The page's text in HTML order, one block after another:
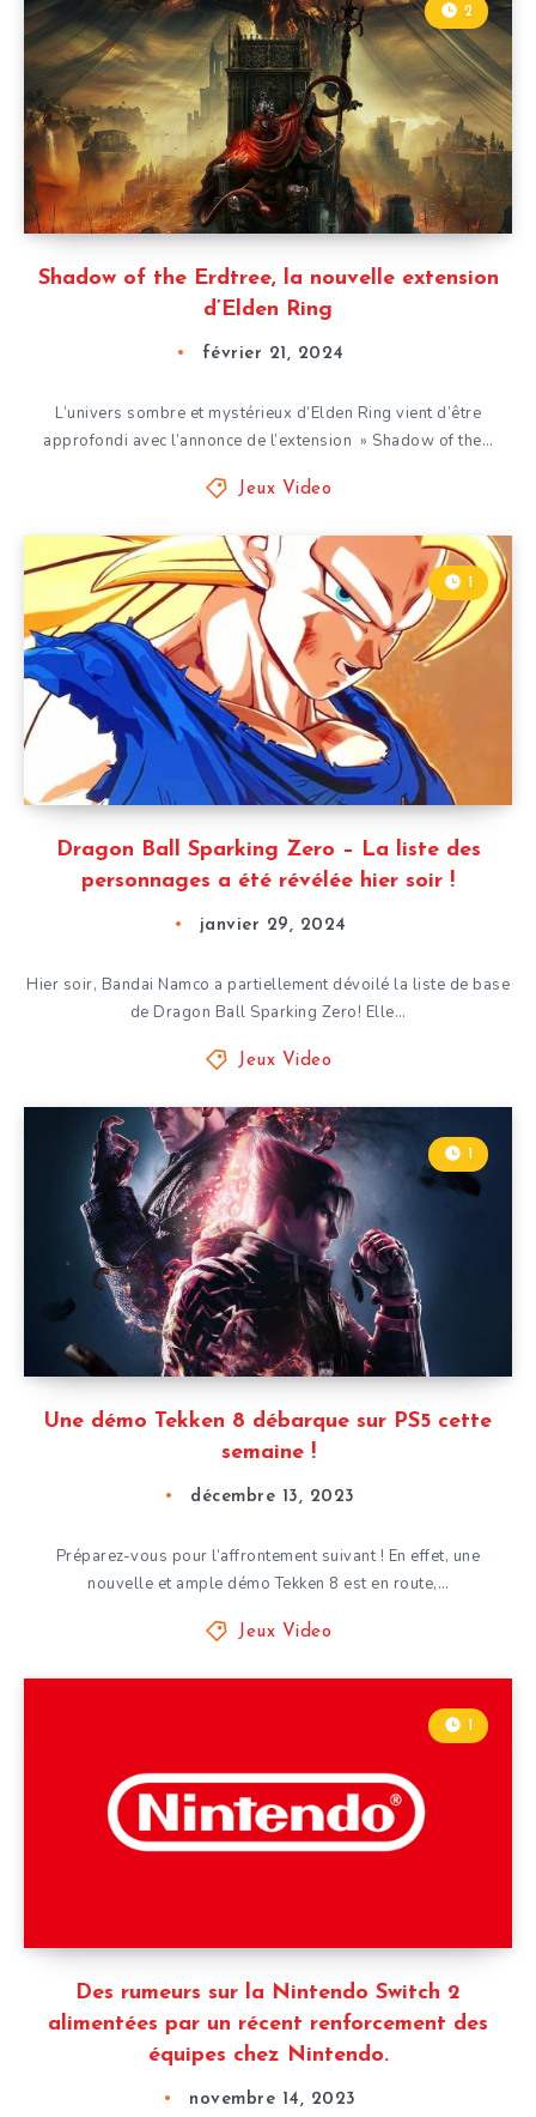
Shadow of the Erdtree, la nouvelle extension
d’Elden Ring
2
février 21, 2024
L’univers sombre et mystérieux d’Elden Ring vient d’être
approfondi avec l’annonce de l’extension » Shadow of the…
Jeux Video
Dragon Ball Sparking Zero – La liste des
personnages a été révélée hier soir !
1
janvier 29, 2024
Hier soir, Bandai Namco a partiellement dévoilé la liste de base
de Dragon Ball Sparking Zero! Elle…
Jeux Video
Une démo Tekken 8 débarque sur PS5 cette
semaine !
1
décembre 13, 2023
Préparez-vous pour l’affrontement suivant ! En effet, une
nouvelle et ample démo Tekken 8 est en route,…
Jeux Video
Des rumeurs sur la Nintendo Switch 2
alimentées par un récent renforcement des
équipes chez Nintendo.
1
novembre 14, 2023